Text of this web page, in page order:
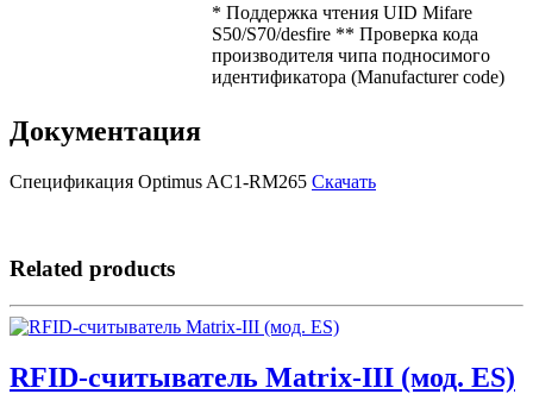
* Поддержка чтения UID Mifare
S50/S70/desfire ** Проверка кода
производителя чипа подносимого
идентификатора (Manufacturer code)
Документация
Спецификация Optimus AC1-RM265 Скачать
Related products
RFID-считыватель Matrix-III (мод. ES)